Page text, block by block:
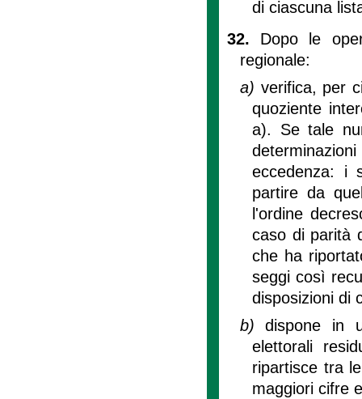
di ciascuna
32. Dopo le
regionale:
a) verifica, per
quoziente
a). Se tale
eccedenza: i
partire da
l'ordine
caso di parità
che ha
seggi così
disposizioni di
b)dispone in
elettorali
ripartisce tra
maggiori cifre